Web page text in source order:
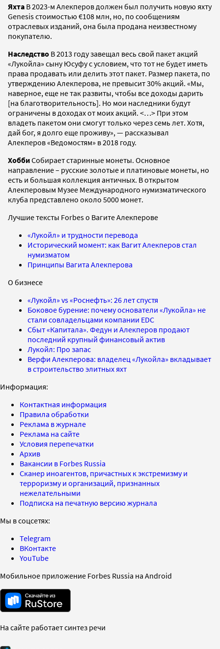
Яхта В 2023-м Алекперов должен был получить новую яхту
Genesis стоимостью €108 млн, но, по сообщениям
отраслевых изданий, она была продана неизвестному
покупателю.
Наследство В 2013 году завещал весь свой пакет акций
«Лукойла» сыну Юсуфу с условием, что тот не будет иметь
права продавать или делить этот пакет. Размер пакета, по
утверждению Алекперова, не превысит 30% акций. «Мы,
наверное, еще не так развиты, чтобы все доходы дарить
[на благотворительность]. Но мои наследники будут
ограничены в доходах от моих акций. <…> При этом
владеть пакетом они смогут только через семь лет. Хотя,
дай бог, я долго еще проживу», — рассказывал
Алекперов «Ведомостям» в 2018 году.
ХоббиСобирает старинные монеты. Основное
направление – русские золотые и платиновые монеты, но
есть и большая коллекция античных. В открытом
Алекперовым Музее Международного нумизматического
клуба представлено около 5000 монет.
Лучшие тексты Forbes о Вагите Алекперове
«Лукойл» и трудности перевода
Исторический момент: как Вагит Алекперов стал
нумизматом
Принципы Вагита Алекперова
О бизнесе
«Лукойл» vs «Роснефть»: 26 лет спустя
Боковое бурение: почему основатели «Лукойла» не
стали совладельцами компании EDC
Сбыт «Капитала». Федун и Алекперов продают
последний крупный финансовый актив
Лукойл: Про запас
Верфи Алекперова: владелец «Лукойла» вкладывает
в строительство элитных яхт
Информация:
Контактная информация
Правила обработки
Реклама в журнале
Реклама на сайте
Условия перепечатки
Архив
Вакансии в Forbes Russia
Сканер иноагентов, причастных к экстремизму и
терроризму и организаций, признанных
нежелательными
Подписка на печатную версию журнала
Мы в соцсетях:
Telegram
ВКонтакте
YouTube
Мобильное приложение Forbes Russia на Android
На сайте работает синтез речи